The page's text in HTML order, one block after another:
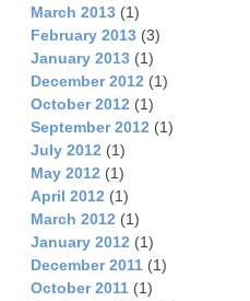
March 2013 (1)
February 2013 (3)
January 2013 (1)
December 2012 (1)
October 2012 (1)
September 2012 (1)
July 2012 (1)
May 2012 (1)
April 2012 (1)
March 2012 (1)
January 2012 (1)
December 2011 (1)
October 2011 (1)